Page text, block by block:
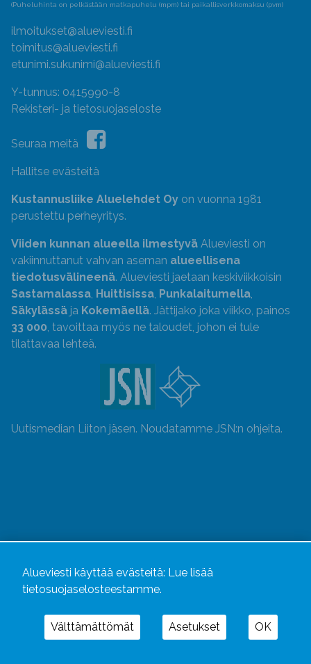
(Puheluhinta on pelkästään matkapuhelu (mpm) tai paikallisverkkomaksu (pvm)
ilmoitukset@alueviesti.fi
toimitus@alueviesti.fi
etunimi.sukunimi@alueviesti.fi
Y-tunnus: 0415990-8
Rekisteri- ja tietosuojaseloste
Seuraa meitä
Hallitse evästeitä
Kustannusliike Aluelehdet Oy on vuonna 1981
perustettu perheyritys.
Viiden kunnan alueella ilmestyvä Alueviesti on
vakiinnuttanut vahvan aseman alueellisena
tiedotusvälineenä. Alueviesti jaetaan keskiviikkoisin
Sastamalassa, Huittisissa, Punkalaitumella,
Säkylässä ja Kokemäellä. Jättijako joka viikko, painos
33 000, tavoittaa myös ne taloudet, johon ei tule
tilattavaa lehteä.
Uutismedian Liiton jäsen. Noudatamme JSN:n ohjeita.
Alueviestijaalueviesti.fiovat osa Kustannusliike
Aluelehdet Oy – mediakonsernia, jonka tarjoaman
Alueviesti käyttää evästeitä: Lue lisää
tietosuojaselosteestamme.
Välttämättömät Asetukset OK